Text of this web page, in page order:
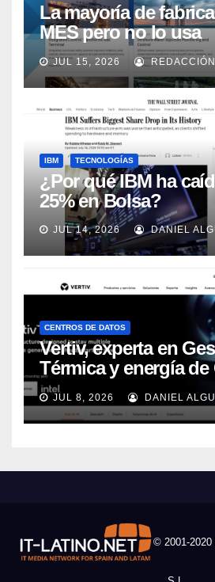
La mayoría de
MES pero no lo usa
adecuadamente,
Automation
JUL 15, 2026
IBM TECNOLOGÍAS
¿Por qué IBM ha
25% en Bolsa?
JUL 14, 2026 DANIEL
CENTROS DE DATOS
Vertiv, experta en
Térmica y energía
Datos, sigue su
imparable
JUL 8, 2026 DANIEL
© 2001-2020